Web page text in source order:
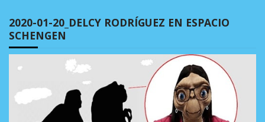
2020-01-20_DELCY RODRÍGUEZ EN ESPACIO
SCHENGEN